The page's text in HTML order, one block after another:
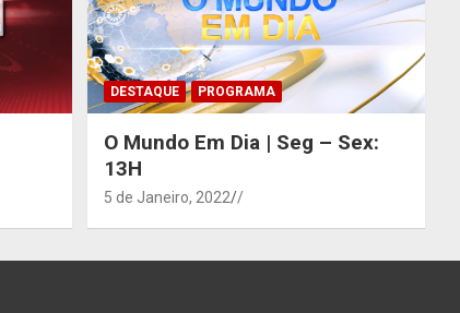
DESTAQUE PROGRAMA
O Mundo Em Dia | Seg – Sex:
13H
5 de Janeiro, 2022 /